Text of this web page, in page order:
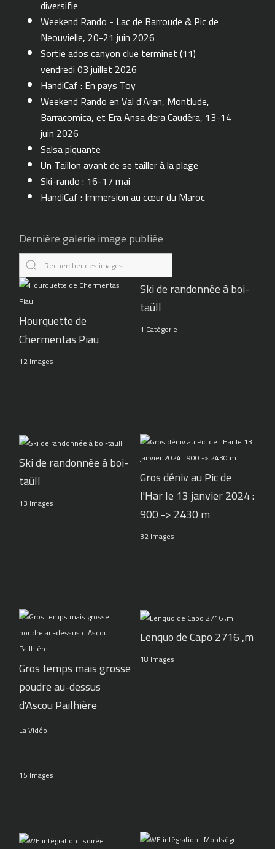
diversifie
Weekend Rando - Lac de Barroude & Pic de
Neouvielle, 20-21 juin 2026
Sortie ados canyon clue terminet (11)
vendredi 03 juillet 2026
HandiCaf : En pays Toy
Weekend Rando en Val d'Aran, Montlude,
Barracomica, et Era Ansa dera Caudèra, 13-14
juin 2026
Salsa piquante
Un Taillon avant de se tailler à la plage
Ski-rando : 16-17 mai
HandiCaf : Immersion au cœur du Maroc
Dernière galerie image publiée
Hourquette de
Chermentas Piau
12 Images
Ski de randonnée à boi-
taüll
1 Catégorie
Ski de randonnée à boi-
taüll
13 Images
Gros déniv au Pic de
l'Har le 13 janvier 2024 :
900 -> 2430 m
32 Images
Gros temps mais grosse
poudre au-dessus
d'Ascou Pailhière
La Vidéo :
15 Images
Lenquo de Capo 2716 ,m
18 Images